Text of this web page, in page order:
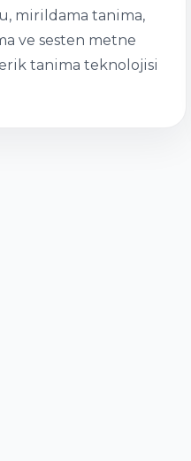
mirildama tanima,
ve sesten metne
tanima teknolojisi